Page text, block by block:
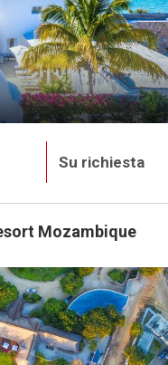
Su richiesta
Mozambique